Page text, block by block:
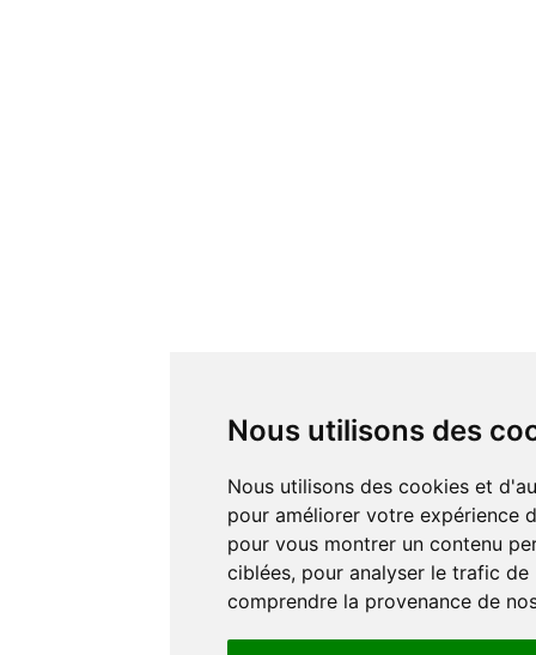
Nous utilisons des
Nous utilisons des cookies et d'autres technologies de suivi
pour améliorer votre expérience
pour vous montrer un contenu
ciblées, pour analyser le trafic
comprendre la provenance de